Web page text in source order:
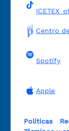
Centro
Spotify
Apple
Políticas